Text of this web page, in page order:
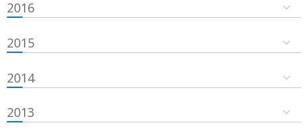
2016
2015
2014
2013